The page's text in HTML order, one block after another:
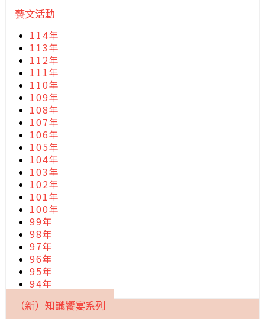
藝文活動
114年
113年
112年
111年
110年
109年
108年
107年
106年
105年
104年
103年
102年
101年
100年
99年
98年
97年
96年
95年
94年
（新）知識饗宴系列